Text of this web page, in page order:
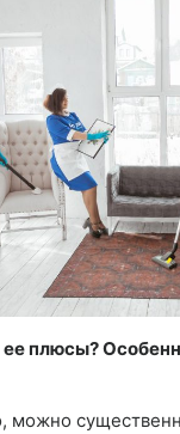
плюсы?
можно